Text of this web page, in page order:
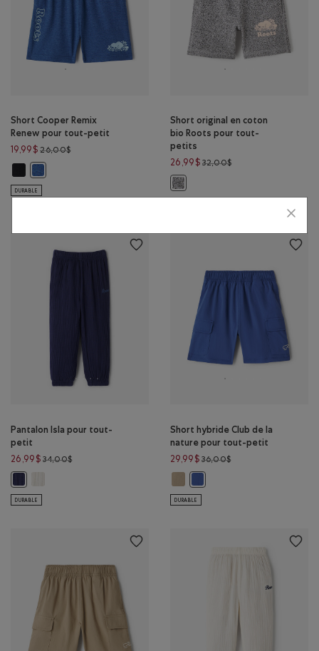
Short Cooper Remix
Renew pour tout-petit
19,99$ 26,00$Prix réduit de 26,00$ à 19,99$
Short Cooper Remix Renew pour tout-petit: NOIR Couleur
Short Cooper Remix Renew pour tout-petit: MÉLANGE BLEU
DURABLE
Short original en coton
bio Roots pour tout-
petits
26,99$ 32,00$Prix réduit de
Short original en coton bio Roots
Pantalon Isla pour tout-
petit
26,99$ 34,00$Prix réduit de 34,00$ à 26,99$
DURABLE
Short hybride Club de la
nature pour tout-petit
29,99$ 36,00$Prix réduit de 36,00$
DURABLE